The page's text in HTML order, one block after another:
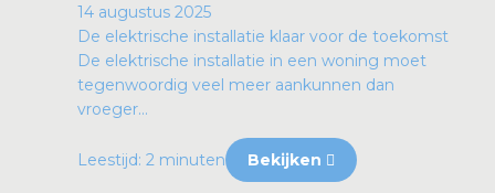
14 augustus 2025
De elektrische installatie klaar voor de toekomst
De elektrische installatie in een woning moet
tegenwoordig veel meer aankunnen dan
vroeger...
Leestijd: 2 minuten Bekijken